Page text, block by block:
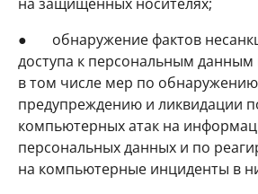
● обнаружение фактов
доступа к персональным
в том числе мер по
предупреждению и ликвидации
компьютерных атак на
персональных данных и по
на компьютерные инциденты в